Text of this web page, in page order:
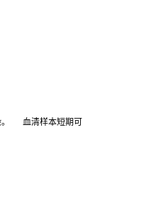
。 血清样本短期可